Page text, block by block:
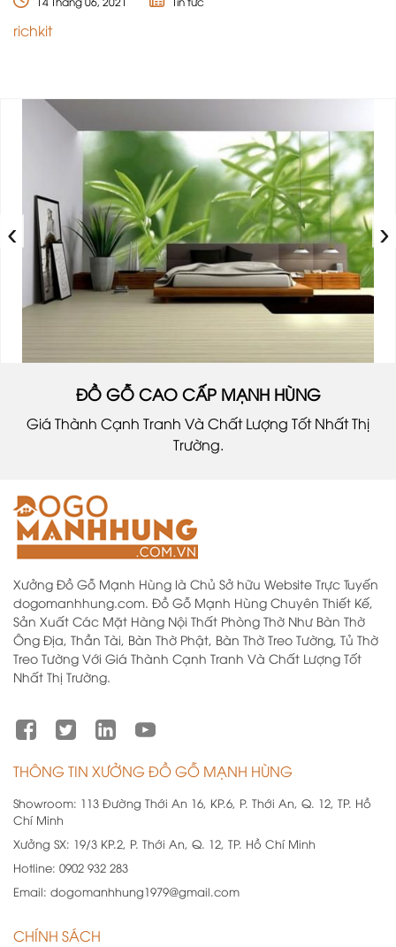
richkit
‹ ›
ĐỒ GỖ CAO CẤP MẠNH HÙNG
Giá Thành Cạnh Tranh Và Chất Lượng Tốt Nhất Thị
Trường.
Xưởng Đồ Gỗ Mạnh Hùng là Chủ Sở hữu Website Trực Tuyến
dogomanhhung.com. Đồ Gỗ Mạnh Hùng Chuyên Thiết Kế,
Sản Xuất Các Mặt Hàng Nội Thất Phòng Thờ Như Bàn Thờ
Ông Địa, Thần Tài, Bàn Thờ Phật, Bàn Thờ Treo Tường, Tủ Thờ
Treo Tường Với Giá Thành Cạnh Tranh Và Chất Lượng Tốt
Nhất Thị Trường.
THÔNG TIN XƯỞNG ĐỒ GỖ MẠNH HÙNG
Showroom: 113 Đường Thới An 16, KP.6, P. Thới An, Q. 12, TP. Hồ
Chí Minh
Xưởng SX: 19/3 KP.2, P. Thới An, Q. 12, TP. Hồ Chí Minh
Hotline: 0902 932 283
Email: dogomanhhung1979@gmail.com
CHÍNH SÁCH